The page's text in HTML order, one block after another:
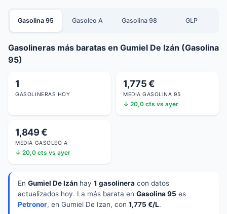
Gasolina 95 Gasoleo A Gasolina 98 GLP
Gasolineras más baratas en Gumiel De Izán (Gasolina
95)
1
GASOLINERAS HOY
1,775 €
MEDIA GASOLINA 95
↓ 20,0 cts vs ayer
1,849 €
MEDIA GASOLEO A
↓ 20,0 cts vs ayer
En Gumiel De Izán hay 1 gasolinera con datos
actualizados hoy. La más barata en Gasolina 95 es
Petronor, en Gumiel De Izan, con 1,775 €/L.